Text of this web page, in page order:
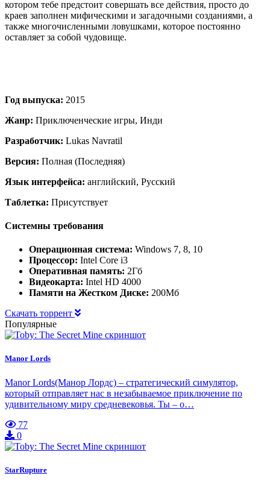
котором тебе предстоит совершать все действия, просто до
краев заполнен мифическими и загадочными созданиями, а
также многочисленными ловушками, которое постоянно
оставляет за собой чудовище.
Год выпуска: 2015
Жанр: Приключенческие игры, Инди
Разработчик: Lukas Navratil
Версия: Полная (Последняя)
Язык интерфейса: английский, Русский
Таблетка: Присутствует
Системны требования
Операционная система: Windows 7, 8, 10
Процессор: Intel Core i3
Оперативная память: 2Гб
Видеокарта: Intel HD 4000
Памяти на Жестком Диске: 200Мб
Скачать торрент
Популярные
Manor Lords
Manor Lords(Манор Лордс) – стратегический симулятор,
который отправляет нас в незабываемое приключение по
удивительному миру средневековья. Ты – о…
77
0
StarRupture